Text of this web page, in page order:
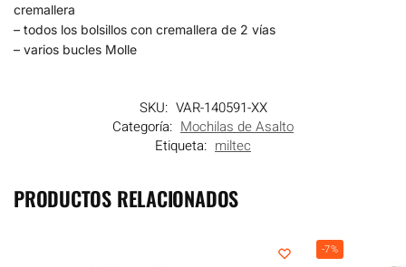
cremallera
– todos los bolsillos con cremallera de 2 vías
– varios bucles Molle
SKU: VAR-140591-XX
Categoría: Mochilas de Asalto
Etiqueta: miltec
PRODUCTOS RELACIONADOS
-7%